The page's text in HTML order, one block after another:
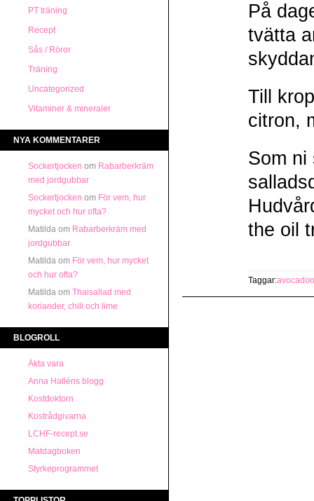
PT träning
Recept
Sås / Röror
Träning
Uncategorized
Vitaminer & mineraler
NYA KOMMENTARER
Sockertjocken om Rabarberkräm
med jordgubbar
Sockertjocken om För vem, hur
mycket och hur ofta?
Matilda om Rabarberkräm med
jordgubbar
Matilda om För vem, hur mycket
och hur ofta?
Matilda om Thaisallad med
koriander, chili och lime
BLOGROLL
Äkta vara
Anna Halléns blogg
Kostdoktorn
Kostrådgivarna
LCHF-recept.se
Matdagboken
Styrkeprogrammet
På
tvätta
Till
citron,
Som ni
the oil
Taggar: